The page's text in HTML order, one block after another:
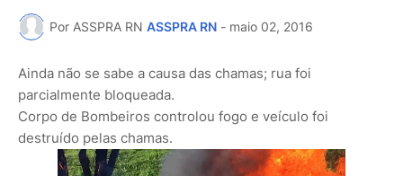
Por ASSPRA RN ASSPRA RN - maio 02, 2016
Ainda não se sabe a causa das chamas; rua foi
parcialmente bloqueada.
Corpo de Bombeiros controlou fogo e veículo foi
destruído pelas chamas.